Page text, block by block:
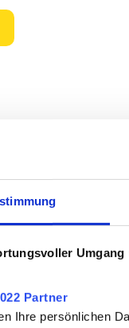
Umgang
Partner
Ihre persönlichen
Wir
mit
Fischer